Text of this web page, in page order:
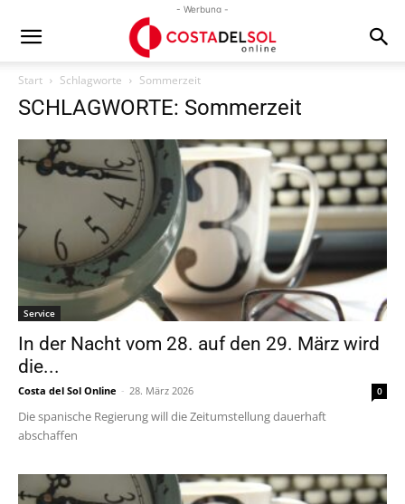
- Werbung -
Start Schlagworte Sommerzeit
SCHLAGWORTE: Sommerzeit
Service
In der Nacht vom 28. auf den 29. März wird
die...
Costa del Sol Online - 28. März 2026 0
Die spanische Regierung will die Zeitumstellung dauerhaft
abschaffen